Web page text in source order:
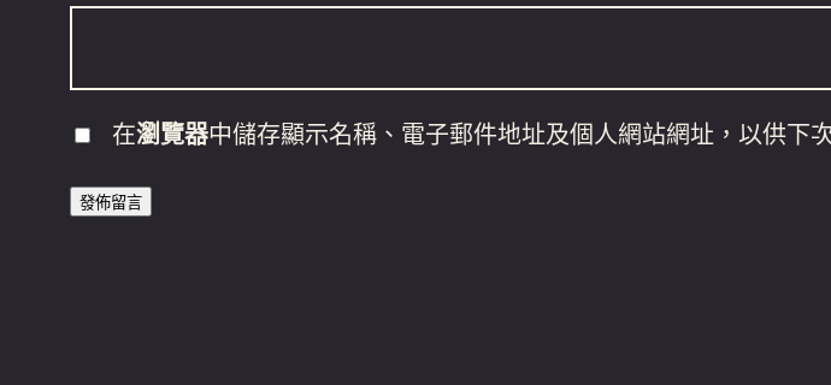
在瀏覽器中儲存顯示名稱、電子郵件地址及個人網站網址，以供下